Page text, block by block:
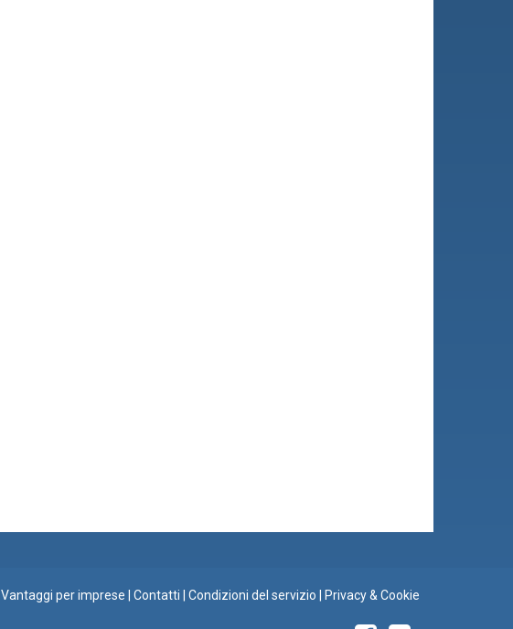
Vantaggi per imprese Contatti Condizioni del servizio Privacy & Cookie